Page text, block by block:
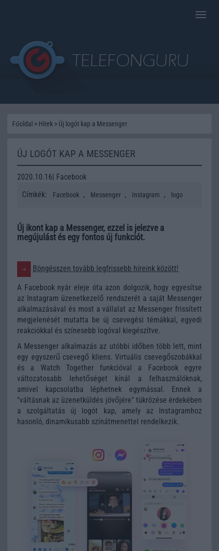
Toggle
Főoldal > Hírek > Új logót kap a Messenger
ÚJ LOGÓT KAP A MESSENGER
2020.10.16| Facebook
Címkék:
Facebook , Messenger , Instagram , logo
Új ikont kap a Messenger, ezzel is jelezve a
megújulást és egy fontos új funkciót.
Böngésszen tovább legfrissebb híreink között!
A Facebook nyár eleje óta azon dolgozik, hogy egyesítse
az Instagram üzenetkezelő rendszerét a saját Messenger
alkalmazásával és most a vállalat az Messenger frissített
megjelenését mutatta be új csevegési témákkal, egyedi
reakciókkal és színesebb logóval kiegészítve.
A Messenger alkalmazás az utóbbi időben több lett, mint
egy egyszerű csevegő kliens. Virtuális csevegőszobákkal
és a Watch Together funkcióval a Facebook egyre
változatosabb lehetőséget kínál a felhasználóknak,
amivel kapcsolatba léphetnek egymással. Ennek a
"váltásnak az üzenetküldés jövőjére" tükrözése érdekében
a szolgáltatás új logót kap, amely az Instagramhoz
hasonló, dinamikusabb színátmenettel rendelkezik.